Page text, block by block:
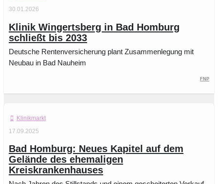
30.01.2026
Klinik Wingertsberg in Bad Homburg
schließt bis 2033
Deutsche Rentenversicherung plant Zusammenlegung mit
Neubau in Bad Nauheim
FNP
Klinikmarkt
17.09.2025
Bad Homburg: Neues Kapitel auf dem
Gelände des ehemaligen
Kreiskrankenhauses